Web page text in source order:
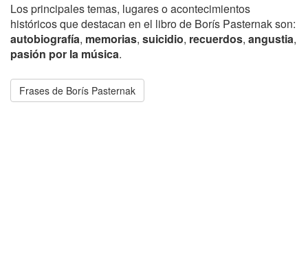
Los principales temas, lugares o acontecimientos
históricos que destacan en el libro de Borís Pasternak son:
autobiografía, memorias, suicidio, recuerdos, angustia,
pasión por la música.
Frases de Borís Pasternak